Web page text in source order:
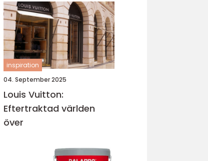
inspiration
04. September 2025
Louis Vuitton:
Eftertraktad världen
över